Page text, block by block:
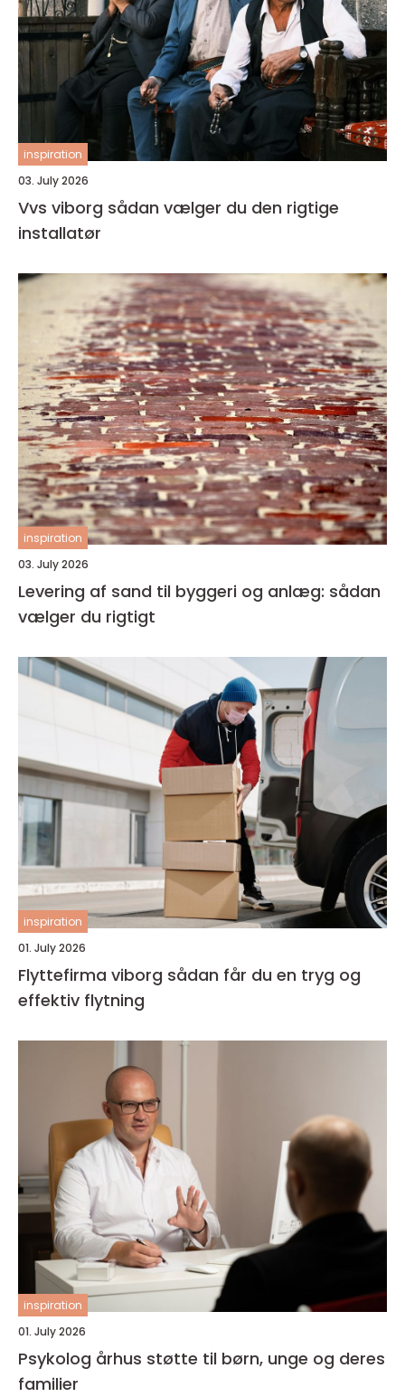
inspiration
03. July 2026
Vvs viborg sådan vælger du den rigtige
installatør
inspiration
03. July 2026
Levering af sand til byggeri og anlæg: sådan
vælger du rigtigt
inspiration
01. July 2026
Flyttefirma viborg sådan får du en tryg og
effektiv flytning
inspiration
01. July 2026
Psykolog århus støtte til børn, unge og deres
familier